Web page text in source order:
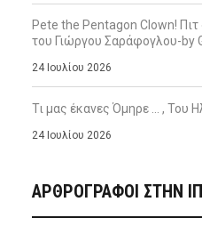
Pete the Pentagon Clown!
του Γιώργου Σαράφογλου-by
24 Ιουλίου 2026
Τι μας έκανες Όμηρε … , Του
24 Ιουλίου 2026
ΑΡΘΡΟΓΡΑΦΟΙ ΣΤΗΝ